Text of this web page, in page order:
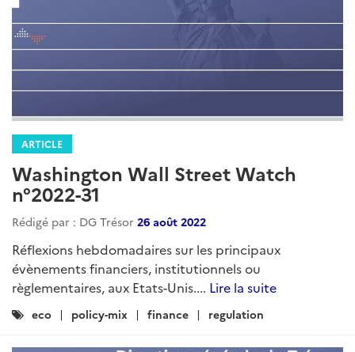
ARTICLE
Washington Wall Street Watch
n°2022-31
Rédigé par : DG Trésor 26 août 2022
Réflexions hebdomadaires sur les principaux
évènements financiers, institutionnels ou
règlementaires, aux Etats-Unis.... Lire la suite
Catégories
eco policy-mix finance regulation